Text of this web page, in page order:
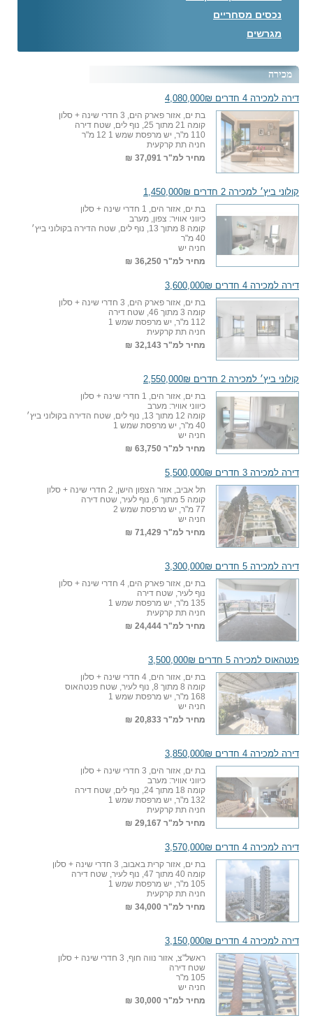
נכסים מסחריים
מגרשים
מכירה
דירה למכירה 4 חדרים 4,080,000₪
בת ים, אזור פארק הים, 3 חדרי שינה + סלון
קומה 21 מתוך 25, נוף לים, שטח דירה
110 מ"ר, יש מרפסת שמש 1 12 מ"ר
חניה תת קרקעית
מחיר למ"ר 37,091 ₪
קולוני ביץ׳ למכירה 2 חדרים 1,450,000₪
בת ים, אזור הים, 1 חדרי שינה + סלון
כיווני אוויר: צפון, מערב
קומה 8 מתוך 13, נוף לים, שטח הדירה בקולוני ביץ׳
40 מ"ר
חניה יש
מחיר למ"ר 36,250 ₪
דירה למכירה 4 חדרים 3,600,000₪
בת ים, אזור פארק הים, 3 חדרי שינה + סלון
קומה 3 מתוך 46, שטח דירה
112 מ"ר, יש מרפסת שמש 1
חניה תת קרקעית
מחיר למ"ר 32,143 ₪
קולוני ביץ׳ למכירה 2 חדרים 2,550,000₪
בת ים, אזור הים, 1 חדרי שינה + סלון
כיווני אוויר: מערב
קומה 12 מתוך 13, נוף לים, שטח הדירה בקולוני ביץ׳
40 מ"ר, יש מרפסת שמש 1
חניה יש
מחיר למ"ר 63,750 ₪
דירה למכירה 3 חדרים 5,500,000₪
תל אביב, אזור הצפון הישן, 2 חדרי שינה + סלון
קומה 5 מתוך 6, נוף לעיר, שטח דירה
77 מ"ר, יש מרפסת שמש 2
חניה יש
מחיר למ"ר 71,429 ₪
דירה למכירה 5 חדרים 3,300,000₪
בת ים, אזור פארק הים, 4 חדרי שינה + סלון
נוף לעיר, שטח דירה
135 מ"ר, יש מרפסת שמש 1
חניה תת קרקעית
מחיר למ"ר 24,444 ₪
פנטהאוס למכירה 5 חדרים 3,500,000₪
בת ים, אזור הים, 4 חדרי שינה + סלון
קומה 8 מתוך 8, נוף לעיר, שטח פנטהאוס
168 מ"ר, יש מרפסת שמש 1
חניה יש
מחיר למ"ר 20,833 ₪
דירה למכירה 4 חדרים 3,850,000₪
בת ים, אזור הים, 3 חדרי שינה + סלון
כיווני אוויר: מערב
קומה 18 מתוך 24, נוף לים, שטח דירה
132 מ"ר, יש מרפסת שמש 1
חניה תת קרקעית
מחיר למ"ר 29,167 ₪
דירה למכירה 4 חדרים 3,570,000₪
בת ים, אזור קרית באבוב, 3 חדרי שינה + סלון
קומה 40 מתוך 47, נוף לעיר, שטח דירה
105 מ"ר, יש מרפסת שמש 1
חניה תת קרקעית
מחיר למ"ר 34,000 ₪
דירה למכירה 4 חדרים 3,150,000₪
ראשל"צ, אזור נווה חוף, 3 חדרי שינה + סלון
שטח דירה
105 מ"ר
חניה יש
מחיר למ"ר 30,000 ₪